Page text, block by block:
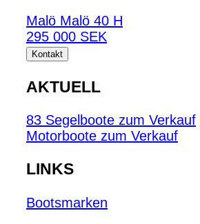
Malö Malö 40 H
295 000 SEK
Kontakt
AKTUELL
83 Segelboote zum Verkauf
Motorboote zum Verkauf
LINKS
Bootsmarken